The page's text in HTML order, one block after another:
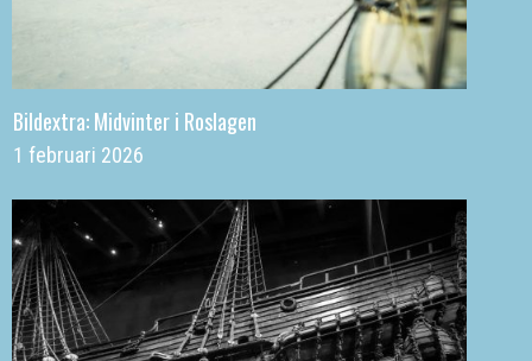
Bildextra: Midvinter i Roslagen
1 februari 2026